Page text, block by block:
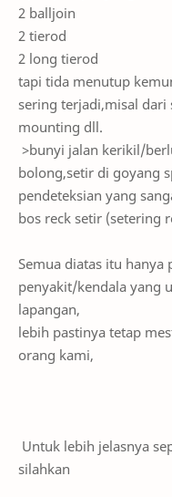
2 balljoin
2 tierod
2 long tierod
tapi tida menutup
sering terjadi,misal
mounting dll.
>bunyi jalan kerikil/
bolong,setir di goyang
pendeteksian yang
bos reck setir (setering
Semua diatas itu hanya
penyakit/kendala yang
lapangan,
lebih pastinya tetap
orang kami,
Untuk lebih jelasnya
silahkan